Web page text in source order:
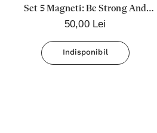
Set 5 Magneti: Be Strong And
Courageous
50,00 Lei
Indisponibil